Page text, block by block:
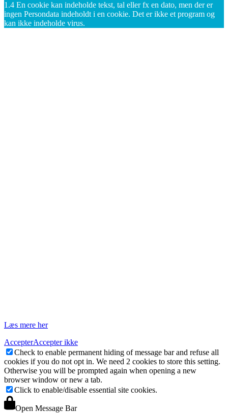
1.4 En cookie kan indeholde tekst, tal eller fx en dato, men der er
ingen Persondata indeholdt i en cookie. Det er ikke et program og
kan ikke indeholde virus.
Læs mere her
AccepterAccepter ikke
Check to enable permanent hiding of message bar and refuse all
cookies if you do not opt in. We need 2 cookies to store this setting.
Otherwise you will be prompted again when opening a new
browser window or new a tab.
Click to enable/disable essential site cookies.
Open Message Bar